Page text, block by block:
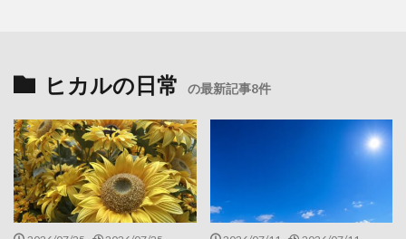
ヒカルの日常 の最新記事8件